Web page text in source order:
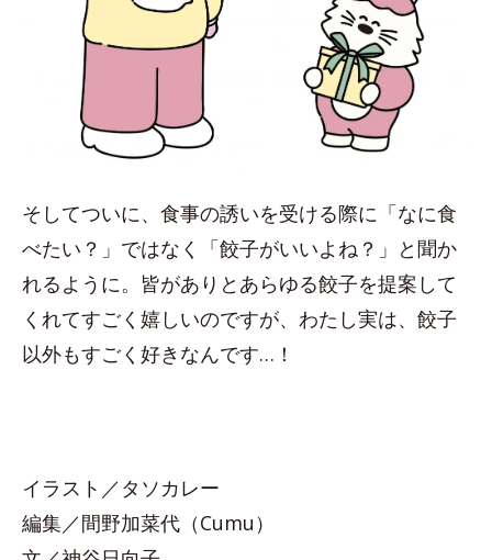
そしてついに、食事の誘いを受ける際に「なに食
べたい？」ではなく「餃子がいいよね？」と聞か
れるように。皆がありとあらゆる餃子を提案して
くれてすごく嬉しいのですが、わたし実は、餃子
以外もすごく好きなんです…！
イラスト／タソカレー
編集／間野加菜代（Cumu）